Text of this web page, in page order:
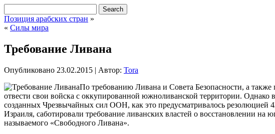
Позиция арабских стран »
« Силы мира
Требование Ливана
Опубликовано 23.02.2015 | Автор: Tora
По требованию Ливана и Совета Безопасности, а
отвести свои войска с оккупированной южноливанской территории. Однако
созданных Чрезвычайных сил ООН, как это предусматривалось резолюцией
Израиля, саботировали требование ливанских властей о восстановлении на
называемого «Свободного Ливана».